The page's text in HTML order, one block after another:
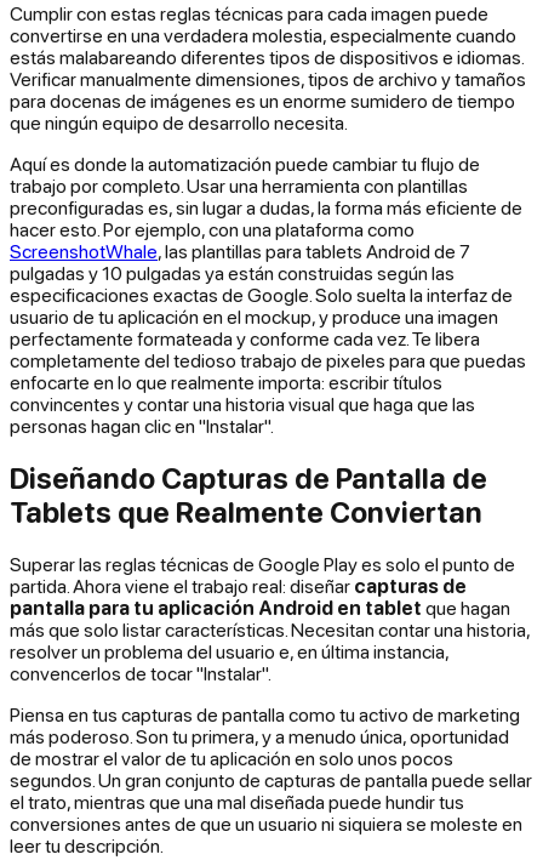
Cumplir con estas reglas técnicas para cada imagen puede
convertirse en una verdadera molestia, especialmente cuando
estás malabareando diferentes tipos de dispositivos e idiomas.
Verificar manualmente dimensiones, tipos de archivo y tamaños
para docenas de imágenes es un enorme sumidero de tiempo
que ningún equipo de desarrollo necesita.
Aquí es donde la automatización puede cambiar tu flujo de
trabajo por completo. Usar una herramienta con plantillas
preconfiguradas es, sin lugar a dudas, la forma más eficiente de
hacer esto. Por ejemplo, con una plataforma como
ScreenshotWhale, las plantillas para tablets Android de 7
pulgadas y 10 pulgadas ya están construidas según las
especificaciones exactas de Google. Solo suelta la interfaz de
usuario de tu aplicación en el mockup, y produce una imagen
perfectamente formateada y conforme cada vez. Te libera
completamente del tedioso trabajo de pixeles para que puedas
enfocarte en lo que realmente importa: escribir títulos
convincentes y contar una historia visual que haga que las
personas hagan clic en "Instalar".
Diseñando Capturas de Pantalla de
Tablets que Realmente Conviertan
Superar las reglas técnicas de Google Play es solo el punto de
partida. Ahora viene el trabajo real: diseñar capturas de
pantalla para tu aplicación Android en tablet que hagan
más que solo listar características. Necesitan contar una historia,
resolver un problema del usuario e, en última instancia,
convencerlos de tocar "Instalar".
Piensa en tus capturas de pantalla como tu activo de marketing
más poderoso. Son tu primera, y a menudo única, oportunidad
de mostrar el valor de tu aplicación en solo unos pocos
segundos. Un gran conjunto de capturas de pantalla puede sellar
el trato, mientras que una mal diseñada puede hundir tus
conversiones antes de que un usuario ni siquiera se moleste en
leer tu descripción.